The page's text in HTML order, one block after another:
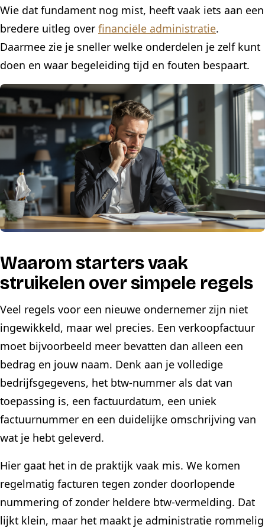
Wie dat fundament nog mist, heeft vaak iets aan een
bredere uitleg over financiële administratie.
Daarmee zie je sneller welke onderdelen je zelf kunt
doen en waar begeleiding tijd en fouten bespaart.
Waarom starters vaak
struikelen over simpele regels
Veel regels voor een nieuwe ondernemer zijn niet
ingewikkeld, maar wel precies. Een verkoopfactuur
moet bijvoorbeeld meer bevatten dan alleen een
bedrag en jouw naam. Denk aan je volledige
bedrijfsgegevens, het btw-nummer als dat van
toepassing is, een factuurdatum, een uniek
factuurnummer en een duidelijke omschrijving van
wat je hebt geleverd.
Hier gaat het in de praktijk vaak mis. We komen
regelmatig facturen tegen zonder doorlopende
nummering of zonder heldere btw-vermelding. Dat
lijkt klein, maar het maakt je administratie rommelig